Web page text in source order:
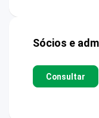
Sócios e
Consultar